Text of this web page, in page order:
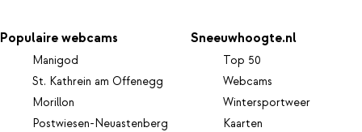
Populaire webcams
Manigod
St. Kathrein am Offenegg
Morillon
Postwiesen-Neuastenberg
Sneeuwhoogte.nl
Top 50
Webcams
Wintersportweer
Kaarten